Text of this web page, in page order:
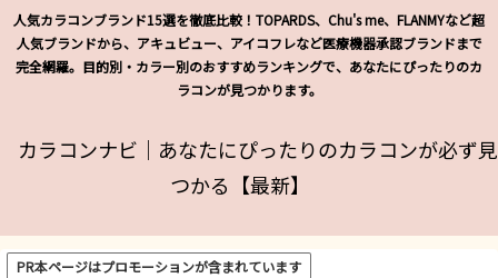
人気カラコンブランド15選を徹底比較！TOPARDS、Chu's me、FLANMYなど超
人気ブランドから、アキュビュー、アイコフレなど医療機器承認ブランドまで
完全網羅。目的別・カラー別のおすすめランキングで、あなたにぴったりのカ
ラコンが見つかります。
カラコンナビ｜あなたにぴったりのカラコンが必ず見
つかる【最新】
PR本ページはプロモーションが含まれています